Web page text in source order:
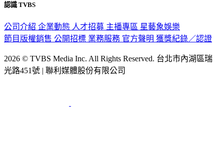
認識 TVBS
公司介紹 企業動態 人才招募 主播專區 星藝象娛樂
節目版權銷售 公開招標 業務服務 官方聲明 獲獎紀錄／認證
2026 © TVBS Media Inc. All Rights Reserved. 台北市內湖區瑞
光路451號 | 聯利媒體股份有限公司